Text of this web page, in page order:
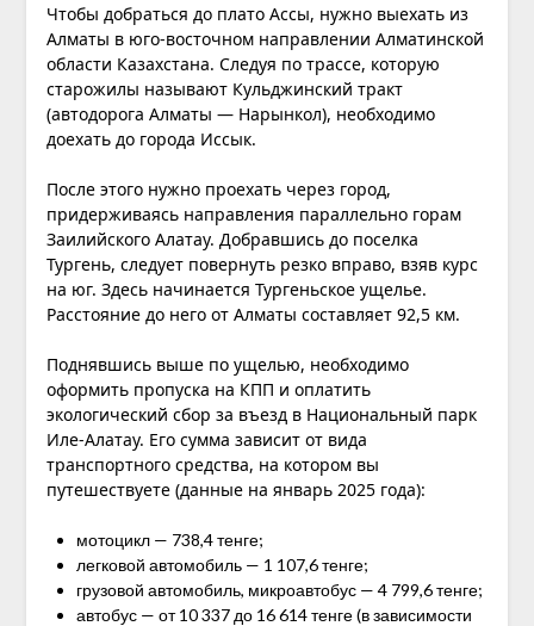
Чтобы добраться до плато Ассы, нужно выехать из
Алматы в юго-восточном направлении Алматинской
области Казахстана. Следуя по трассе, которую
старожилы называют Кульджинский тракт
(автодорога Алматы — Нарынкол), необходимо
доехать до города Иссык.
После этого нужно проехать через город,
придерживаясь направления параллельно горам
Заилийского Алатау. Добравшись до поселка
Тургень, следует повернуть резко вправо, взяв курс
на юг. Здесь начинается Тургеньское ущелье.
Расстояние до него от Алматы составляет 92,5 км.
Поднявшись выше по ущелью, необходимо
оформить пропуска на КПП и оплатить
экологический сбор за въезд в Национальный парк
Иле-Алатау. Его сумма зависит от вида
транспортного средства, на котором вы
путешествуете (данные на январь 2025 года):
мотоцикл — 738,4 тенге;
легковой автомобиль — 1 107,6 тенге;
грузовой автомобиль, микроавтобус — 4 799,6 тенге;
автобус — от 10 337 до 16 614 тенге (в зависимости